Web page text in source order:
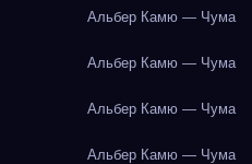
Альбер Камю — Чума
Альбер Камю — Чума
Альбер Камю — Чума
Альбер Камю — Чума